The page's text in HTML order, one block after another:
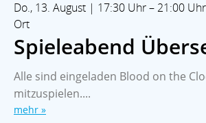
Do., 13. August | 17:30 Uhr – 21:00
Ort
Spieleabend
Alle sind eingeladen Blood on the
mitzuspielen....
mehr »